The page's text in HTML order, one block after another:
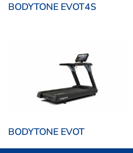
BODYTONE EVOT4S
BODYTONE EVOT